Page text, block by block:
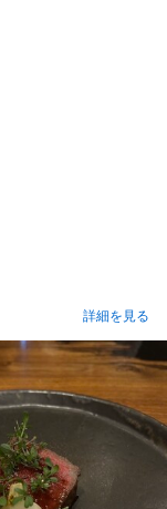
詳細を見る